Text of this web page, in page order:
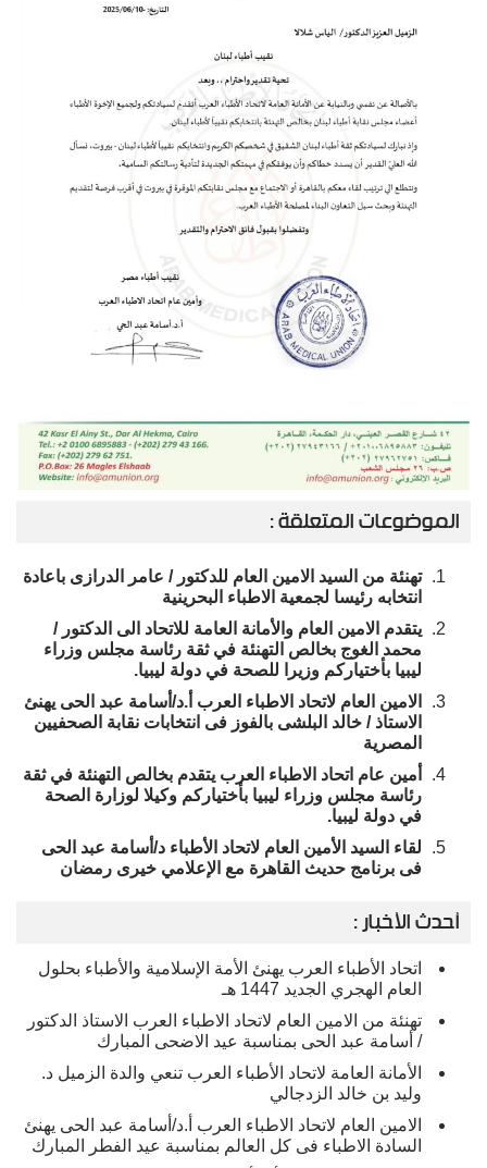
الموضوعات المتعلقة :
تهنئة من السيد الامين العام للدكتور / عامر الدرازى باعادة
انتخابه رئيسا لجمعية الاطباء البحرينية
يتقدم الامين العام والأمانة العامة للاتحاد الى الدكتور /
محمد الغوج بخالص التهنئة في ثقة رئاسة مجلس وزراء
ليبيا بأختياركم وزيرا للصحة في دولة ليبيا.
الامين العام لاتحاد الاطباء العرب أ.د/أسامة عبد الحى يهنئ
الاستاذ / خالد البلشى بالفوز فى انتخابات نقابة الصحفيين
المصرية
أمين عام اتحاد الاطباء العرب يتقدم بخالص التهنئة في ثقة
رئاسة مجلس وزراء ليبيا بأختياركم وكيلا لوزارة الصحة
في دولة ليبيا.
لقاء السيد الأمين العام لاتحاد الأطباء د/أسامة عبد الحى
فى برنامج حديث القاهرة مع الإعلامي خيرى رمضان
أحدث الأخبار :
اتحاد الأطباء العرب يهنئ الأمة الإسلامية والأطباء بحلول
العام الهجري الجديد 1447 هـ
تهنئة من الامين العام لاتحاد الاطباء العرب الاستاذ الدكتور
/ أسامة عبد الحى بمناسبة عيد الاضحى المبارك
الأمانة العامة لاتحاد الأطباء العرب تنعي والدة الزميل د.
وليد بن خالد الزدجالي
الامين العام لاتحاد الاطباء العرب أ.د/أسامة عبد الحى يهنئ
السادة الاطباء فى كل العالم بمناسبة عيد الفطر المبارك